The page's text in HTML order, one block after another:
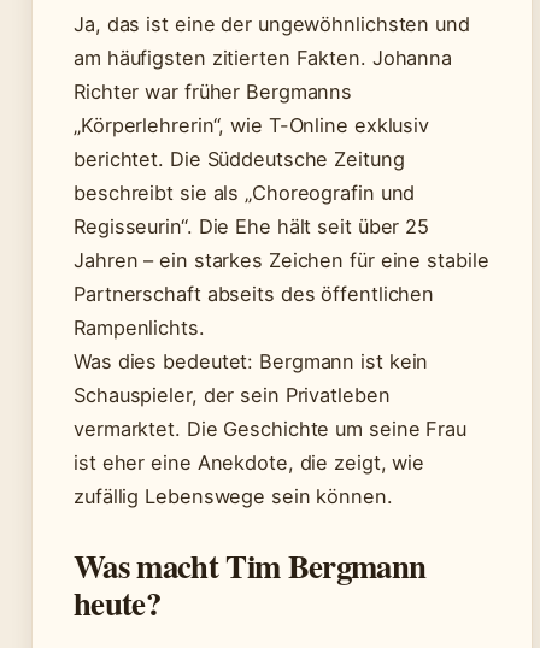
Ja, das ist eine der ungewöhnlichsten und
am häufigsten zitierten Fakten. Johanna
Richter war früher Bergmanns
„Körperlehrerin“, wie T-Online exklusiv
berichtet. Die Süddeutsche Zeitung
beschreibt sie als „Choreografin und
Regisseurin“. Die Ehe hält seit über 25
Jahren – ein starkes Zeichen für eine stabile
Partnerschaft abseits des öffentlichen
Rampenlichts.
Was dies bedeutet: Bergmann ist kein
Schauspieler, der sein Privatleben
vermarktet. Die Geschichte um seine Frau
ist eher eine Anekdote, die zeigt, wie
zufällig Lebenswege sein können.
Was macht Tim Bergmann
heute?